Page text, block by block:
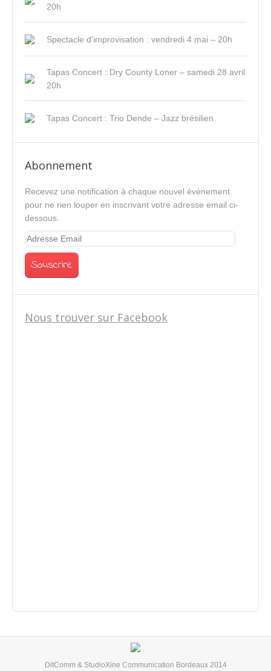
20h
Spectacle d’improvisation : vendredi 4 mai – 20h
Tapas Concert : Dry County Loner – samedi 28 avril
20h
Tapas Concert : Trio Dende – Jazz brésilien
Abonnement
Recevez une notification à chaque nouvel événement
pour ne rien louper en inscrivant votre adresse email ci-
dessous.
Nous trouver sur Facebook
DitComm & StudioXine Communication Bordeaux 2014